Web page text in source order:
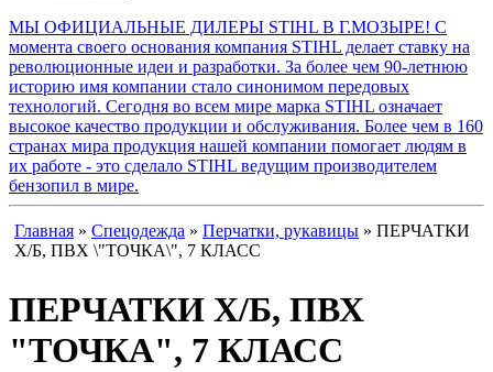
МЫ ОФИЦИАЛЬНЫЕ ДИЛЕРЫ STIHL В Г.МОЗЫРЕ! С
момента своего основания компания STIHL делает ставку на
революционные идеи и разработки. За более чем 90-летнюю
историю имя компании стало синонимом передовых
технологий. Сегодня во всем мире марка STIHL означает
высокое качество продукции и обслуживания. Более чем в 160
странах мира продукция нашей компании помогает людям в
их работе - это сделало STIHL ведущим производителем
бензопил в мире.
Главная » Спецодежда » Перчатки, рукавицы » ПЕРЧАТКИ
Х/Б, ПВХ \"ТОЧКА\", 7 КЛАСС
ПЕРЧАТКИ Х/Б, ПВХ
"ТОЧКА", 7 КЛАСС